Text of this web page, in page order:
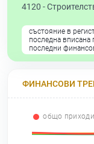
4120 -
състояние в
последна вписана
последни
ФИНАНСОВИ
общо приходи